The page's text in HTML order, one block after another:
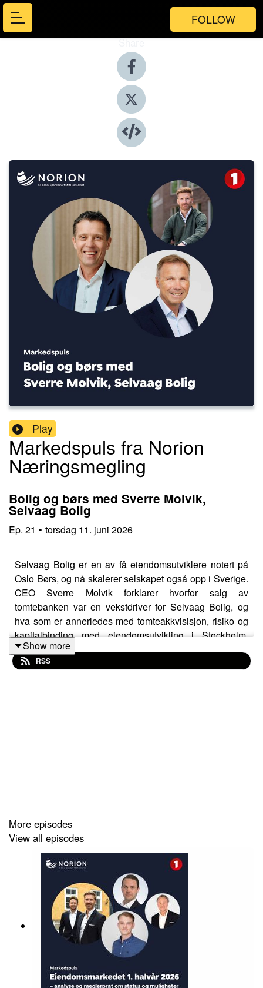
FOLLOW
Share
Play
Markedspuls fra Norion
Næringsmegling
Bolig og børs med Sverre Molvik,
Selvaag Bolig
Ep. 21 • torsdag 11. juni 2026
Selvaag Bolig er en av få eiendomsutviklere notert på
Oslo Børs, og nå skalerer selskapet også opp i Sverige.
CEO Sverre Molvik forklarer hvorfor salg av
tomtebanken var en vekstdriver for Selvaag Bolig, og
hva som er annerledes med tomteakkvisisjon, risiko og
kapitalbinding med eiendomsutvikling i Stockholm.
Sverre er fornøyd med godt salg i et trått marked, og
samme med Transaksjonsrådgiver Rune Husby og
Show more
RSS
More episodes
View all episodes